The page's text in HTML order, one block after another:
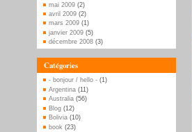
mai 2009 (2)
avril 2009 (2)
mars 2009 (1)
janvier 2009 (5)
décembre 2008 (3)
Catégories
- bonjour / hello - (1)
Argentina (11)
Australia (56)
Blog (12)
Bolivia (10)
book (23)